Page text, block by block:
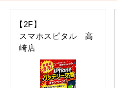
イベント&ニュース
ショップニュース
【2F】
スマホスピタル 高
崎店